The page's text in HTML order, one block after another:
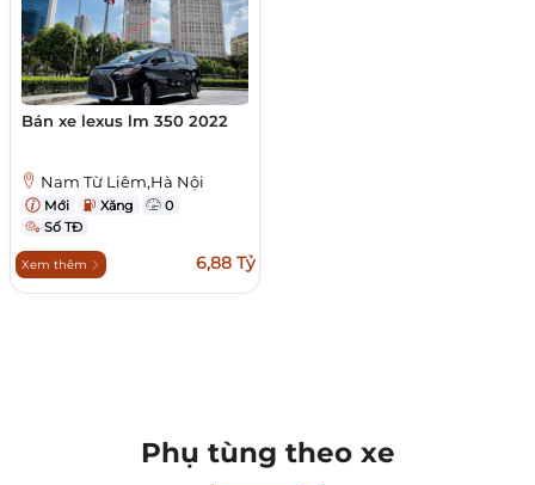
Bán xe lexus lm 350 2022
Nam Từ Liêm,Hà Nội
Mới Xăng
0
Số TĐ
Xem thêm 6,88 Tỷ
Phụ tùng theo xe